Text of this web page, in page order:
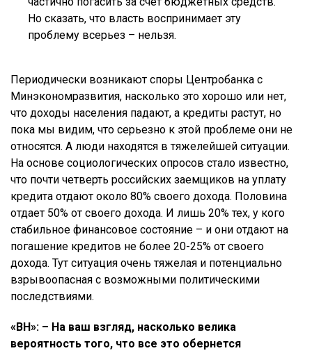
Но сказать, что власть воспринимает эту
проблему всерьез – нельзя.
Периодически возникают споры Центробанка с
Минэкономразвития, насколько это хорошо или нет,
что доходы населения падают, а кредиты растут, но
пока мы видим, что серьезно к этой проблеме они не
относятся. А люди находятся в тяжелейшей ситуации.
На основе социологических опросов стало известно,
что почти четверть российских заемщиков на уплату
кредита отдают около 80% своего дохода. Половина
отдает 50% от своего дохода. И лишь 20% тех, у кого
стабильное финансовое состояние – и они отдают на
погашение кредитов не более 20-25% от своего
дохода. Тут ситуация очень тяжелая и потенциально
взрывоопасная с возможными политическими
последствиями.
«ВН»: – На ваш взгляд, насколько велика
вероятность того, что все это обернется